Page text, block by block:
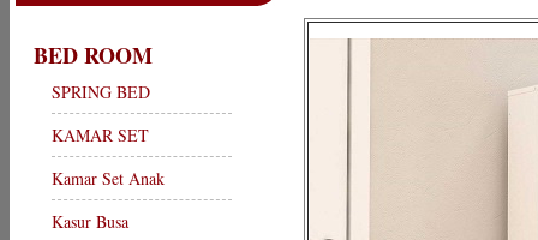
BED ROOM
SPRING BED
KAMAR SET
Kamar Set Anak
Kasur Busa